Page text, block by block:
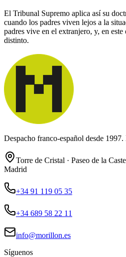
El Tribunal Supremo aplica así su
cuando los padres viven lejos a la
padres vive en el extranjero, y, en
distinto.
Despacho franco-español desde
Torre de Cristal · Paseo de la
Madrid
+34 91 119 05 35
+34 689 58 22 11
info@morillon.es
Síguenos